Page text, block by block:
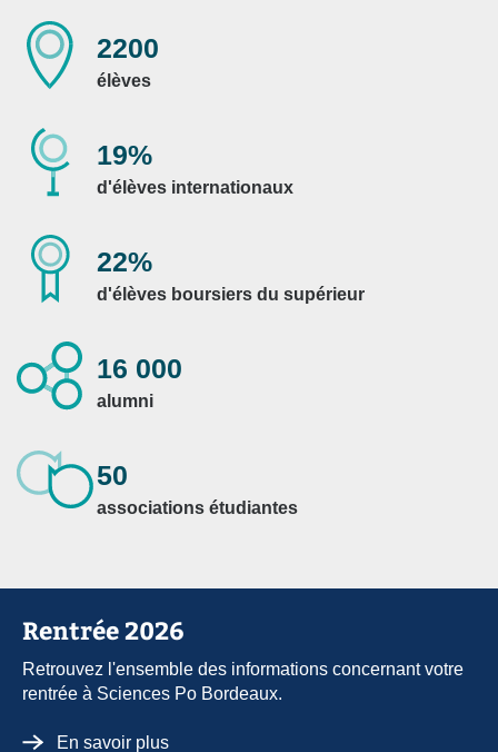
2200
élèves
19%
d'élèves internationaux
22%
d'élèves boursiers du supérieur
16 000
alumni
50
associations étudiantes
Rentrée 2026
Retrouvez l'ensemble des informations concernant votre
rentrée à Sciences Po Bordeaux.
En savoir plus